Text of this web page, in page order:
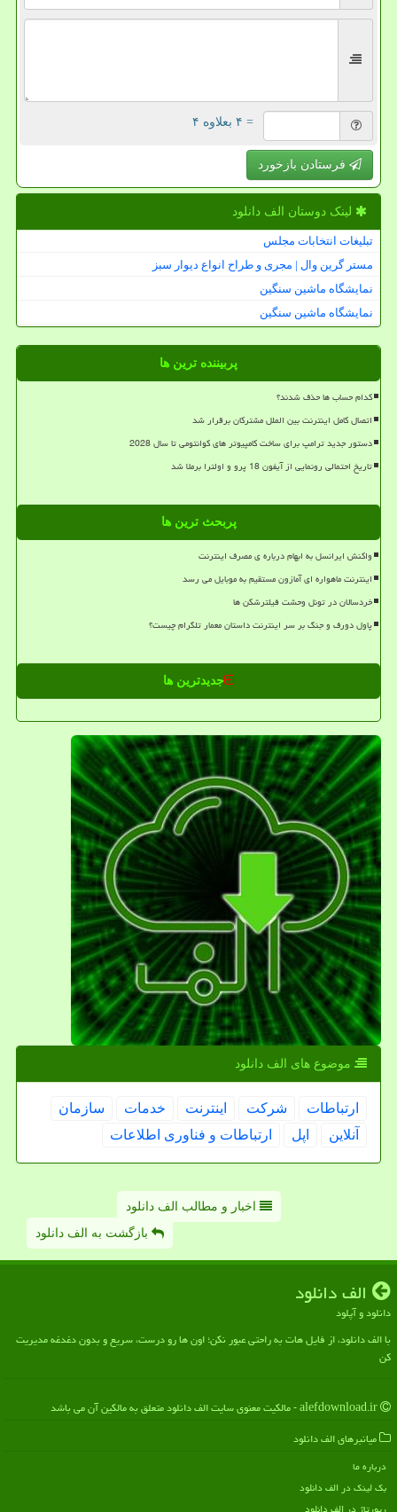
= ۴ بعلاوه ۴
فرستادن بازخورد
لینک دوستان الف دانلود
تبلیغات انتخابات مجلس
مستر گرین وال | مجری و طراح انواع دیوار سبز
نمایشگاه ماشین سنگین
نمایشگاه ماشین سنگین
پربیننده ترین ها
کدام حساب ها حذف شدند؟
اتصال کامل اینترنت بین الملل مشترکان برقرار شد
دستور جدید ترامپ برای ساخت کامپیوتر های کوانتومی تا سال 2028
تاریخ احتمالی رونمایی از آیفون 18 پرو و اولترا برملا شد
پربحث ترین ها
واکنش ایرانسل به ابهام درباره ی مصرف اینترنت
اینترنت ماهواره ای آمازون مستقیم به موبایل می رسد
خردسالان در تونل وحشت فیلترشکن ها
پاول دورف و جنگ بر سر اینترنت داستان معمار تلگرام چیست؟
جدیدترین ها
موضوع های الف دانلود
ارتباطات شركت اینترنت خدمات
سازمان
آنلاین
اپل ارتباطات و فناوری اطلاعات
اخبار و مطالب الف دانلود
بازگشت به الف دانلود
الف دانلود
دانلود و آپلود
با الف دانلود، از فایل هات به راحتی عبور نکن؛ اون ها رو درست، سریع و بدون دغدغه مدیریت
کن
میانبرهای الف دانلود
درباره ما
بک لینک در الف دانلود